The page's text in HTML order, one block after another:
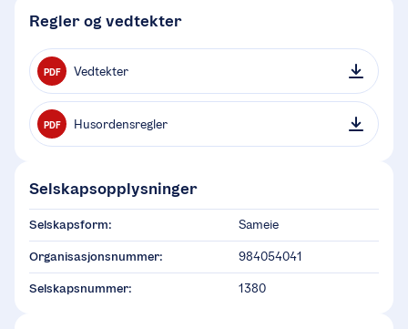
Regler og vedtekter
PDF Vedtekter
PDF Husordensregler
Selskapsopplysninger
Selskapsform: Sameie
Organisasjonsnummer: 984054041
Selskapsnummer: 1380